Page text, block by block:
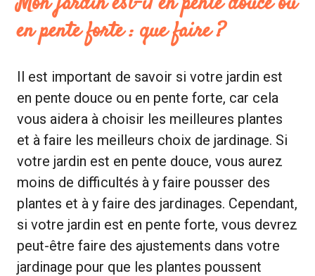
en pente forte : que faire ?
Il est important de savoir si votre jardin est
en pente douce ou en pente forte, car cela
vous aidera à choisir les meilleures plantes
et à faire les meilleurs choix de jardinage. Si
votre jardin est en pente douce, vous aurez
moins de difficultés à y faire pousser des
plantes et à y faire des jardinages. Cependant,
si votre jardin est en pente forte, vous devrez
peut-être faire des ajustements dans votre
jardinage pour que les plantes poussent